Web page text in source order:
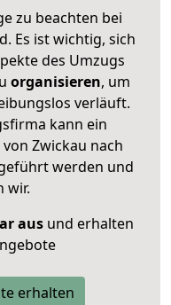
zu beachten bei
Es ist wichtig, sich
des Umzugs
organisieren, um
verläuft.
kann ein
Zwickau nach
werden und
wir.
ausund erhalten
erhalten